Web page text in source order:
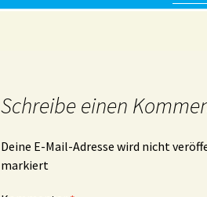
Schreibe einen
Deine E-Mail-Adresse wird nicht
markiert